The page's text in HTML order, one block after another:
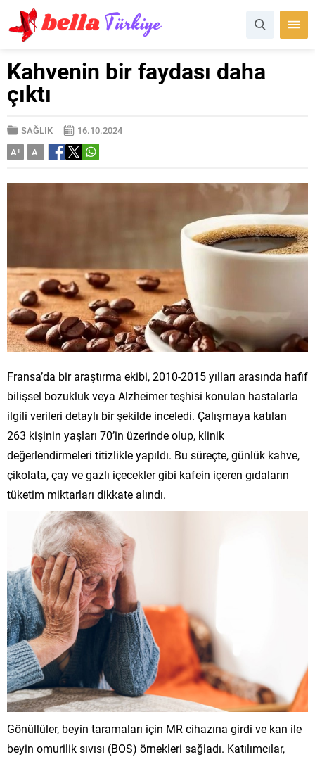
Kahvenin bir faydası daha
çıktı
SAĞLIK
16.10.2024
A+ A-
Fransa’da bir araştırma ekibi, 2010-2015 yılları arasında hafif
bilişsel bozukluk veya Alzheimer teşhisi konulan hastalarla
ilgili verileri detaylı bir şekilde inceledi. Çalışmaya katılan
263 kişinin yaşları 70’in üzerinde olup, klinik
değerlendirmeleri titizlikle yapıldı. Bu süreçte, günlük kahve,
çikolata, çay ve gazlı içecekler gibi kafein içeren gıdaların
tüketim miktarları dikkate alındı.
Gönüllüler, beyin taramaları için MR cihazına girdi ve kan ile
beyin omurilik sıvısı (BOS) örnekleri sağladı. Katılımcılar,